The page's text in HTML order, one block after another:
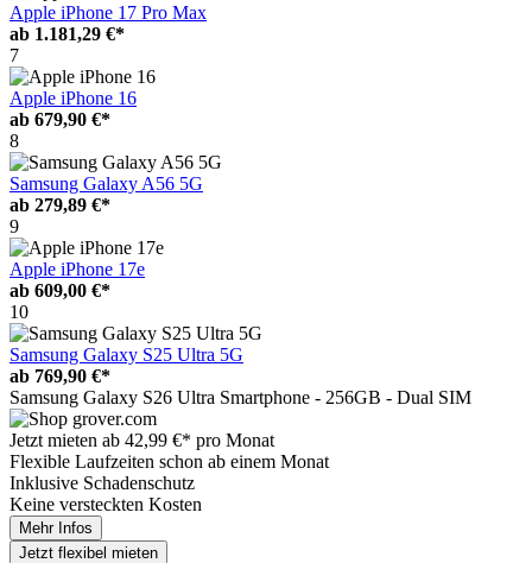
Apple iPhone 17 Pro Max
ab 1.181,29 €*
7
Apple iPhone 16
ab 679,90 €*
8
Samsung Galaxy A56 5G
ab 279,89 €*
9
Apple iPhone 17e
ab 609,00 €*
10
Samsung Galaxy S25 Ultra 5G
ab 769,90 €*
Samsung Galaxy S26 Ultra Smartphone - 256GB - Dual SIM
Jetzt mieten ab 42,99 €* pro Monat
Flexible Laufzeiten schon ab einem Monat
Inklusive Schadenschutz
Keine versteckten Kosten
Mehr Infos
Jetzt flexibel mieten